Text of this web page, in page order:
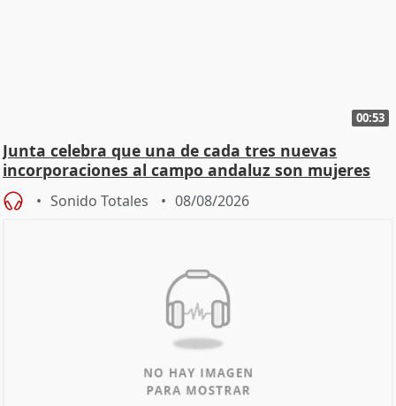
00:53
Junta celebra que una de cada tres nuevas
incorporaciones al campo andaluz son mujeres
jóvenes
Sonido Totales 08/08/2026